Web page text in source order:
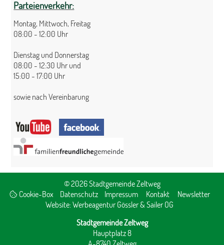
Parteienverkehr:
Montag, Mittwoch, Freitag
08:00 - 12:00 Uhr
Dienstag und Donnerstag
08:00 - 12:30 Uhr und
15:00 - 17:00 Uhr
sowie nach Vereinbarung
© 2026 Stadtgemeinde Zeltweg
Cookie-Box
Datenschutz Impressum Kontakt
Newsletter
Website:Werbeagentur Gössler & Sailer OG
Stadtgemeinde Zeltweg
Hauptplatz 8